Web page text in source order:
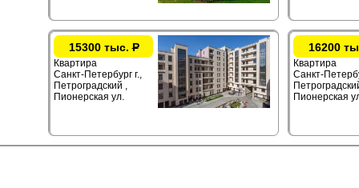
15300 тыс.Р
Квартира
Санкт-Петербург г.,
Петроградский ,
Пионерская ул.
16200
Квартира
Санкт-
Пионерская